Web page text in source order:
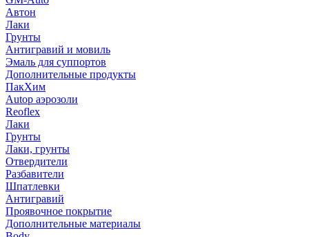
Автон
Лаки
Грунты
Антигравий и мовиль
Эмаль для суппортов
Дополнительные продукты
ПакХим
Autop аэрозоли
Reoflex
Лаки
Грунты
Лаки, грунты
Отвердители
Разбавители
Шпатлевки
Антигравий
Проявочное покрытие
Дополнительные материалы